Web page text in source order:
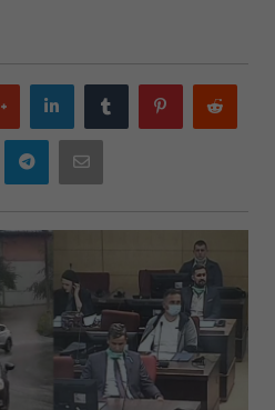
Google
plus
LinkedIn Tumblr Pinterest
Print Telegram